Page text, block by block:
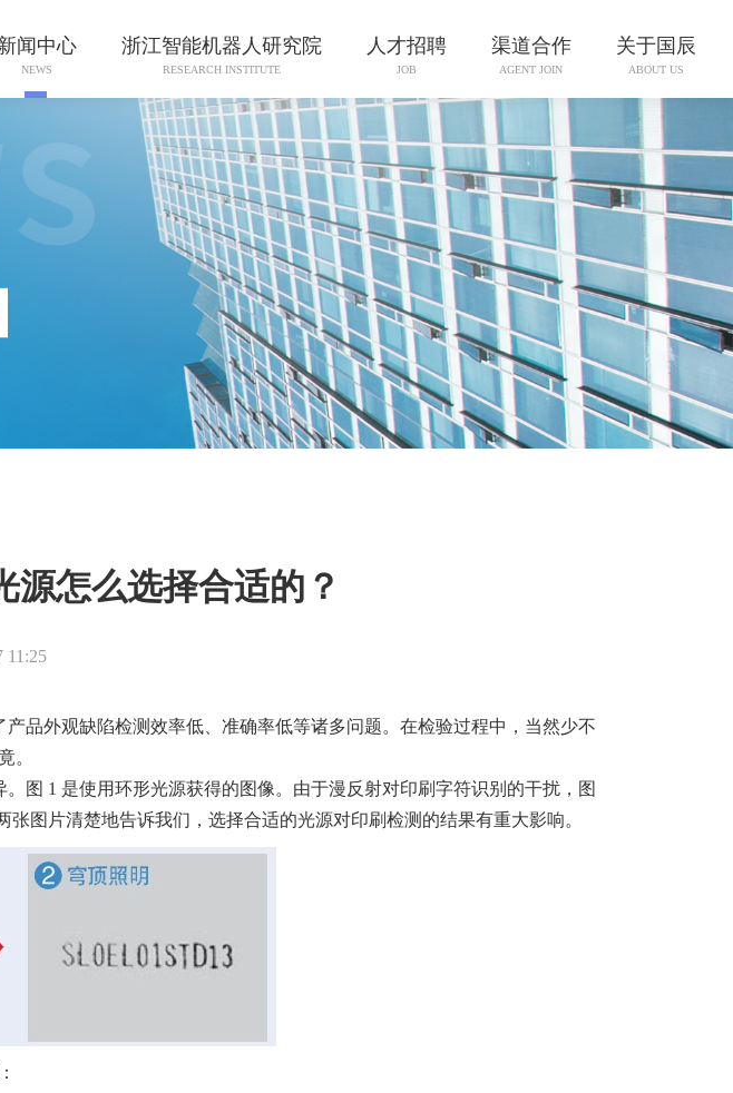
闻中心
NEWS
浙江智能机器人研究院
RESEARCH INSTITUTE
人才招聘
JOB
渠道合作
AGENT JOIN
关于国辰
ABOUT US
源怎么选择合适的？
11:25
品外观缺陷检测效率低、准确率低等诸多问题。在检验过程中，当然少不
。
图 1 是使用环形光源获得的图像。由于漫反射对印刷字符识别的干扰，图
图片清楚地告诉我们，选择合适的光源对印刷检测的结果有重大影响。